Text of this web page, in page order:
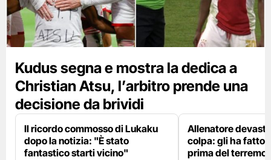
Kudus segna e mostra la dedica a
Christian Atsu, l’arbitro prende una
decisione da brividi
Il ricordo commosso di Lukaku
dopo la notizia: "È stato
fantastico starti vicino"
Allenatore
colpa: gli ha fatto
prima del